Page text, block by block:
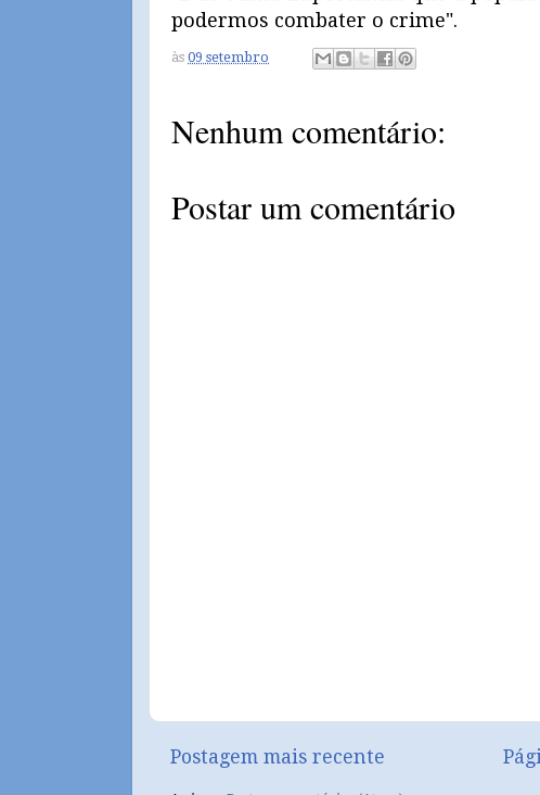
podermos combater o crime".
às 09 setembro
Nenhum comentário:
Postar um comentário
Postagem mais recente